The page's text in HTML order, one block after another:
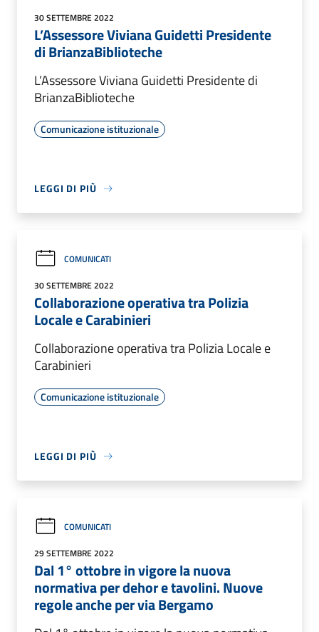
30 SETTEMBRE 2022
L’Assessore Viviana Guidetti Presidente
di BrianzaBiblioteche
L’Assessore Viviana Guidetti Presidente di
BrianzaBiblioteche
Comunicazione istituzionale
LEGGI DI PIÙ
COMUNICATI
30 SETTEMBRE 2022
Collaborazione operativa tra Polizia
Locale e Carabinieri
Collaborazione operativa tra Polizia Locale e
Carabinieri
Comunicazione istituzionale
LEGGI DI PIÙ
COMUNICATI
29 SETTEMBRE 2022
Dal 1° ottobre in vigore la nuova
normativa per dehor e tavolini. Nuove
regole anche per via Bergamo